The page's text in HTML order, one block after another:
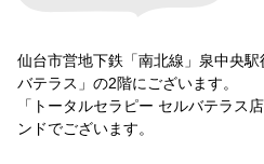
仙台市営地下鉄「南北線」泉中央
バテラス」の2階にございます。
「トータルセラピー セルバテラス
ンドでございます。